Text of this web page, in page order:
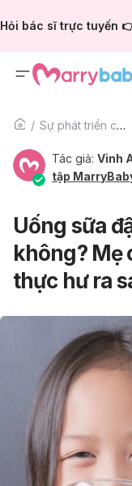
Hỏi bác sĩ trực tuyến
Sự phát triển của trẻ
Tác giả: Vinh
tập
Uống sữa
không? Mẹ
thực hư ra